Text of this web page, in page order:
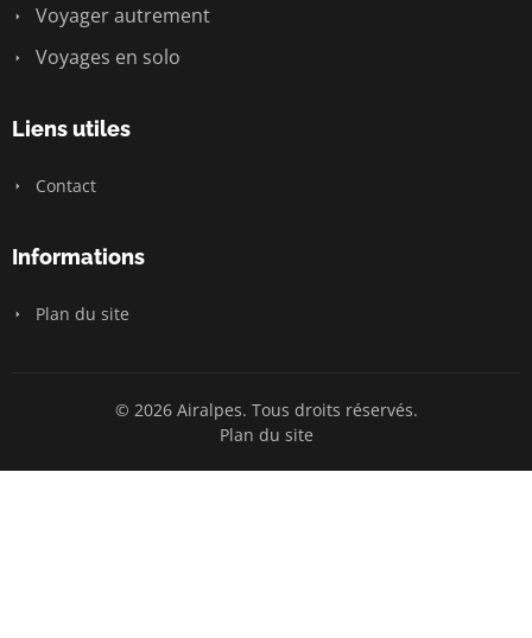
Voyager autrement
Voyages en solo
Liens utiles
Contact
Informations
Plan du site
© 2026 Airalpes. Tous droits réservés.
Plan du site